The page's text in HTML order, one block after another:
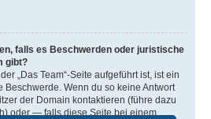
falls es Beschwerden oder juristische
gibt?
„Das Team“-Seite aufgeführt ist, ist ein
Beschwerde. Wenn du so keine Antwort
der Domain kontaktieren (führe dazu
oder — falls diese Seite bei einem